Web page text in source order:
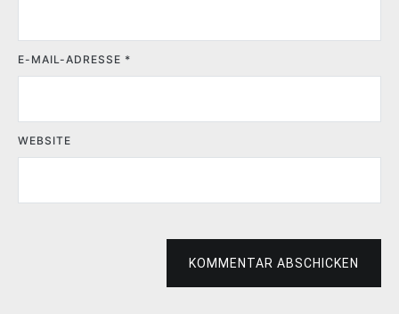
E-MAIL-ADRESSE *
WEBSITE
KOMMENTAR ABSCHICKEN